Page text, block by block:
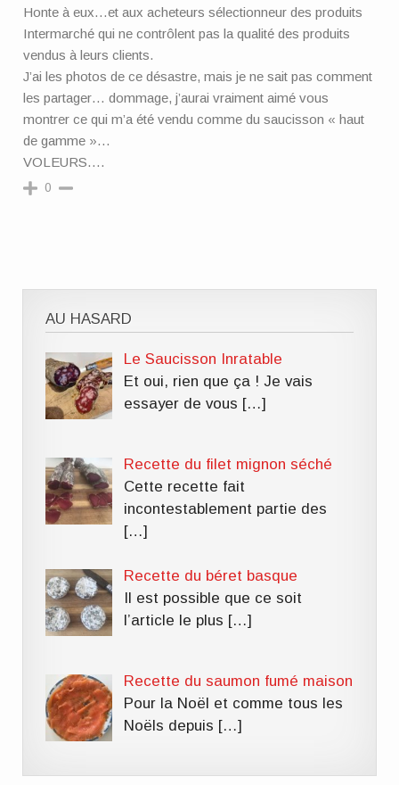
Honte à eux…et aux acheteurs sélectionneur des produits
Intermarché qui ne contrôlent pas la qualité des produits
vendus à leurs clients.
J’ai les photos de ce désastre, mais je ne sait pas comment
les partager… dommage, j’aurai vraiment aimé vous
montrer ce qui m’a été vendu comme du saucisson « haut
de gamme »…
VOLEURS….
0
AU HASARD
Le Saucisson Inratable
Et oui, rien que ça ! Je vais
essayer de vous […]
Recette du filet mignon séché
Cette recette fait
incontestablement partie des
[…]
Recette du béret basque
Il est possible que ce soit
l’article le plus […]
Recette du saumon fumé maison
Pour la Noël et comme tous les
Noëls depuis […]